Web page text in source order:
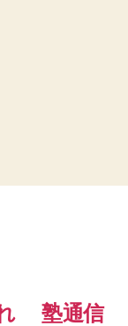
塾通信